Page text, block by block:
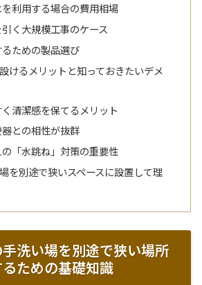
利用する場合の費用相場
く大規模工事のケース
ための製品選び
けるメリットと知っておきたいデメ
清潔感を保てるメリット
との相性が抜群
「水跳ね」対策の重要性
を別途で狭いスペースに設置して理
手洗い場を別途で狭い場所
ための基礎知識